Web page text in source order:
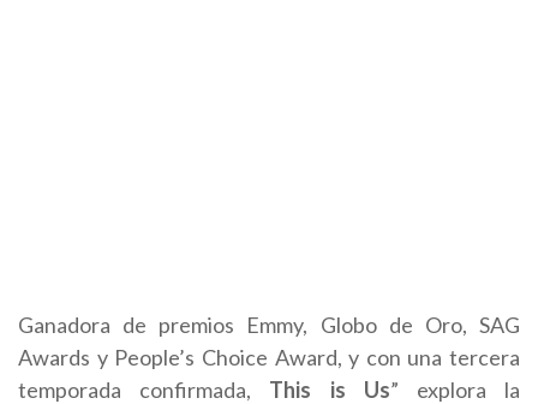
Ganadora de premios Emmy, Globo de Oro, SAG
Awards y People’s Choice Award, y con una tercera
temporada confirmada, This is Us” explora la